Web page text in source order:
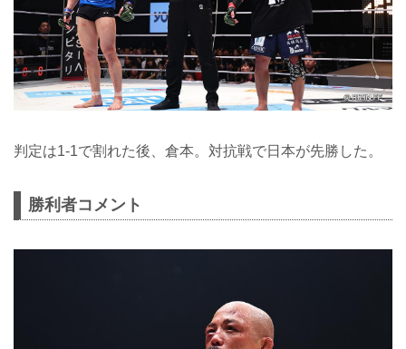
判定は1-1で割れた後、倉本。対抗戦で日本が先勝した。
勝利者コメント